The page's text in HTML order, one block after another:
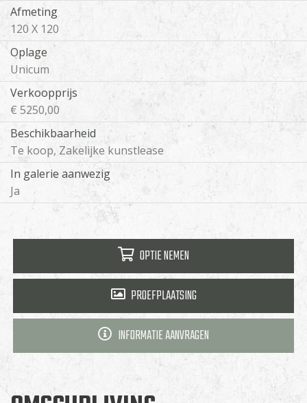
Afmeting
120 X 120
Oplage
Unicum
Verkoopprijs
€ 5250,00
Beschikbaarheid
Te koop, Zakelijke kunstlease
In galerie aanwezig
Ja
OPTIE NEMEN
PROEFPLAATSING
INFORMATIE AANVRAGEN